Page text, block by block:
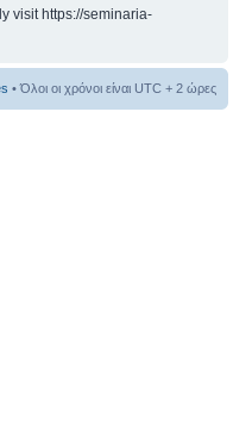
visit https://seminaria-
• Όλοι οι χρόνοι είναι UTC + 2 ώρες